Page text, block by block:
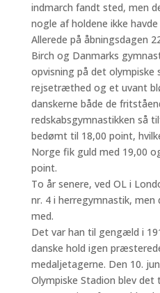
indmarch fandt sted, men
nogle af holdene ikke
Allerede på åbningsdagen
Birch og Danmarks
opvisning på det olympiske
rejsetræthed og et uvant
danskerne både de
redskabsgymnastikken så
bedømt til 18,00 point,
Norge fik guld med 19,00
point.
To år senere, ved OL i
nr. 4 i herregymnastik, men
med.
Det var han til gengæld i
danske hold igen
medaljetagerne. Den 10.
Olympiske Stadion blev